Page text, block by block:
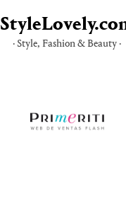
· Style, Fashion & Beauty ·